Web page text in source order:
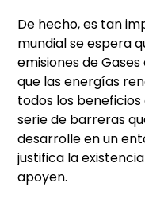
De hecho, es tan
mundial se espera
emisiones de
que las energías
todos los
serie de barreras
desarrolle en un
justifica la
apoyen.